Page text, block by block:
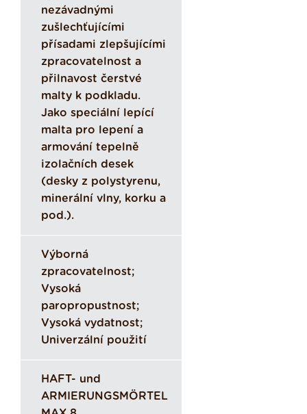
nezávadnými
zušlechťujícími
přísadami zlepšujícími
zpracovatelnost a
přilnavost čerstvé
malty k podkladu.
Jako speciální lepící
malta pro lepení a
armování tepelně
izolačních desek
(desky z polystyrenu,
minerální vlny, korku a
pod.).
Výborná
zpracovatelnost;
Vysoká
paropropustnost;
Vysoká vydatnost;
Univerzální použití
HAFT- und
ARMIERUNGSMÖRTEL